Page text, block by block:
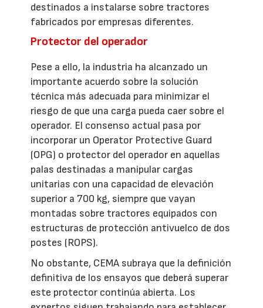
destinados a instalarse sobre tractores
fabricados por empresas diferentes.
Protector del operador
Pese a ello, la industria ha alcanzado un
importante acuerdo sobre la solución
técnica más adecuada para minimizar el
riesgo de que una carga pueda caer sobre el
operador. El consenso actual pasa por
incorporar un Operator Protective Guard
(OPG) o protector del operador en aquellas
palas destinadas a manipular cargas
unitarias con una capacidad de elevación
superior a 700 kg, siempre que vayan
montadas sobre tractores equipados con
estructuras de protección antivuelco de dos
postes (ROPS).
No obstante, CEMA subraya que la definición
definitiva de los ensayos que deberá superar
este protector continúa abierta. Los